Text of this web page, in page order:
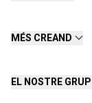
MÉS CREAND
EL NOSTRE GRUP